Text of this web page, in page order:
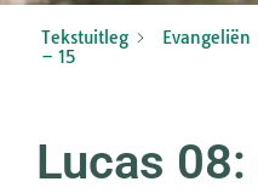
Tekstuitleg Evangeliën
– 15
Lucas